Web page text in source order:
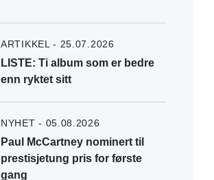
ARTIKKEL - 25.07.2026
LISTE: Ti album som er bedre
enn ryktet sitt
NYHET - 05.08.2026
Paul McCartney nominert til
prestisjetung pris for første
gang